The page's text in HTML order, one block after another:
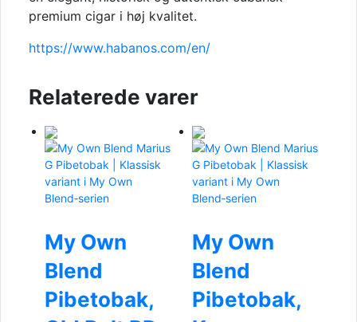
premium cigar i høj kvalitet.
https://www.habanos.com/en/
Relaterede varer
My Own
Blend
Pibetobak,
My Own
Blend
Pibetobak,